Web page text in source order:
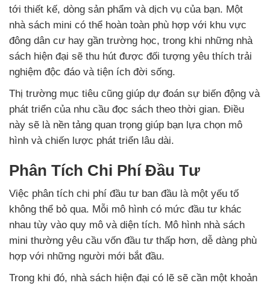
tới thiết kế, dòng sản phẩm và dịch vụ của bạn. Một
nhà sách mini có thể hoàn toàn phù hợp với khu vực
đông dân cư hay gần trường học, trong khi những nhà
sách hiện đại sẽ thu hút được đối tượng yêu thích trải
nghiệm độc đáo và tiện ích đời sống.
Thị trường mục tiêu cũng giúp dự đoán sự biến động và
phát triển của nhu cầu đọc sách theo thời gian. Điều
này sẽ là nền tảng quan trọng giúp bạn lựa chọn mô
hình và chiến lược phát triển lâu dài.
Phân Tích Chi Phí Đầu Tư
Việc phân tích chi phí đầu tư ban đầu là một yếu tố
không thể bỏ qua. Mỗi mô hình có mức đầu tư khác
nhau tùy vào quy mô và diện tích. Mô hình nhà sách
mini thường yêu cầu vốn đầu tư thấp hơn, dễ dàng phù
hợp với những người mới bắt đầu.
Trong khi đó, nhà sách hiện đại có lẽ sẽ cần một khoản